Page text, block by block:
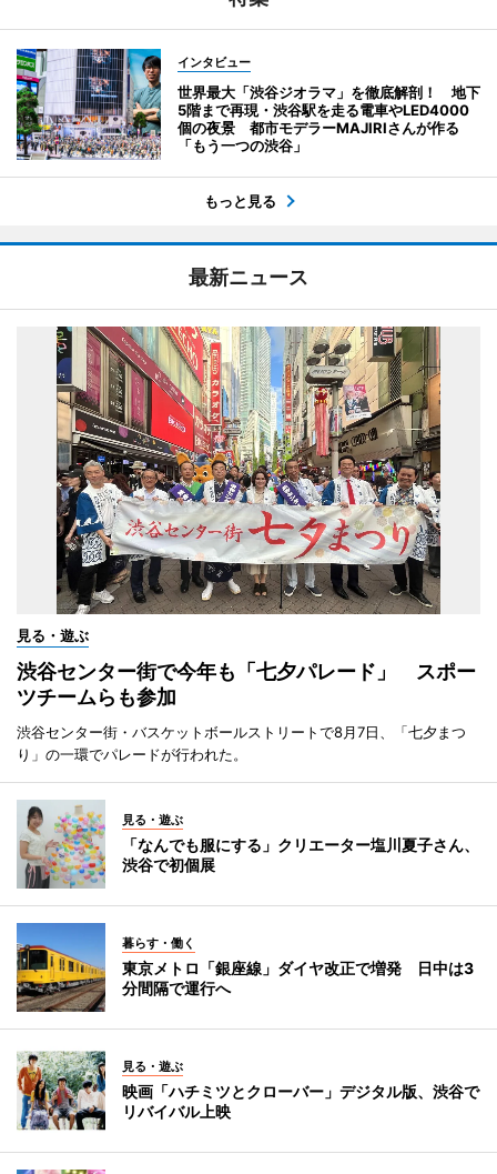
インタビュー
世界最大「渋谷ジオラマ」を徹底解剖！ 地下
5階まで再現・渋谷駅を走る電車やLED4000
個の夜景 都市モデラーMAJIRIさんが作る
「もう一つの渋谷」
もっと見る
最新ニュース
見る・遊ぶ
渋谷センター街で今年も「七夕パレード」 スポー
ツチームらも参加
渋谷センター街・バスケットボールストリートで8月7日、「七夕まつ
り」の一環でパレードが行われた。
見る・遊ぶ
「なんでも服にする」クリエーター塩川夏子さん、
渋谷で初個展
暮らす・働く
東京メトロ「銀座線」ダイヤ改正で増発 日中は3
分間隔で運行へ
見る・遊ぶ
映画「ハチミツとクローバー」デジタル版、渋谷で
リバイバル上映